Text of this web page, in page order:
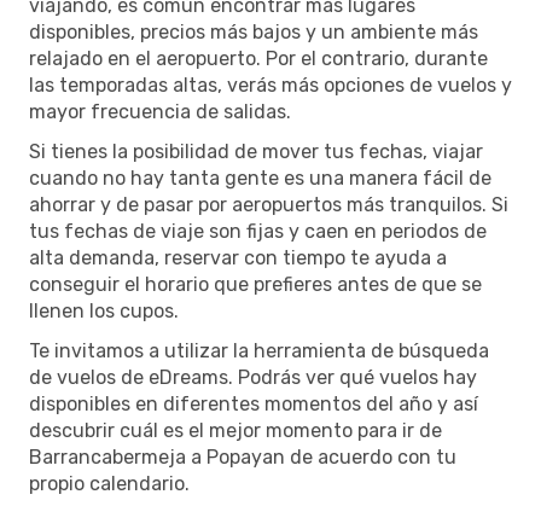
viajando, es común encontrar más lugares
disponibles, precios más bajos y un ambiente más
relajado en el aeropuerto. Por el contrario, durante
las temporadas altas, verás más opciones de vuelos y
mayor frecuencia de salidas.
Si tienes la posibilidad de mover tus fechas, viajar
cuando no hay tanta gente es una manera fácil de
ahorrar y de pasar por aeropuertos más tranquilos. Si
tus fechas de viaje son fijas y caen en periodos de
alta demanda, reservar con tiempo te ayuda a
conseguir el horario que prefieres antes de que se
llenen los cupos.
Te invitamos a utilizar la herramienta de búsqueda
de vuelos de eDreams. Podrás ver qué vuelos hay
disponibles en diferentes momentos del año y así
descubrir cuál es el mejor momento para ir de
Barrancabermeja a Popayan de acuerdo con tu
propio calendario.